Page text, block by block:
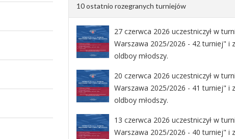
10 ostatnio rozegranych turniejów
27 czerwca 2026 uczestniczył w
Warszawa 2025/2026 - 42 turniej" i
oldboy młodszy.
20 czerwca 2026 uczestniczył w
Warszawa 2025/2026 - 41 turniej" i
oldboy młodszy.
13 czerwca 2026 uczestniczył w
Warszawa 2025/2026 - 40 turniej" i